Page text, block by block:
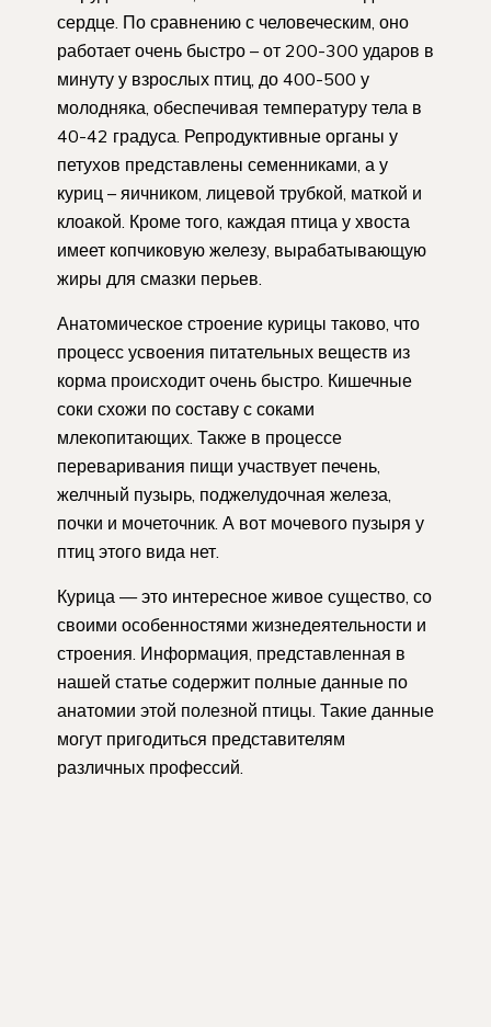
сердце. По сравнению с человеческим, оно
работает очень быстро – от 200-300 ударов в
минуту у взрослых птиц, до 400-500 у
молодняка, обеспечивая температуру тела в
40-42 градуса. Репродуктивные органы у
петухов представлены семенниками, а у
куриц – яичником, лицевой трубкой, маткой и
клоакой. Кроме того, каждая птица у хвоста
имеет копчиковую железу, вырабатывающую
жиры для смазки перьев.
Анатомическое строение курицы таково, что
процесс усвоения питательных веществ из
корма происходит очень быстро. Кишечные
соки схожи по составу с соками
млекопитающих. Также в процессе
переваривания пищи участвует печень,
желчный пузырь, поджелудочная железа,
почки и мочеточник. А вот мочевого пузыря у
птиц этого вида нет.
Курица — это интересное живое существо, со
своими особенностями жизнедеятельности и
строения. Информация, представленная в
нашей статье содержит полные данные по
анатомии этой полезной птицы. Такие данные
могут пригодиться представителям
различных профессий.